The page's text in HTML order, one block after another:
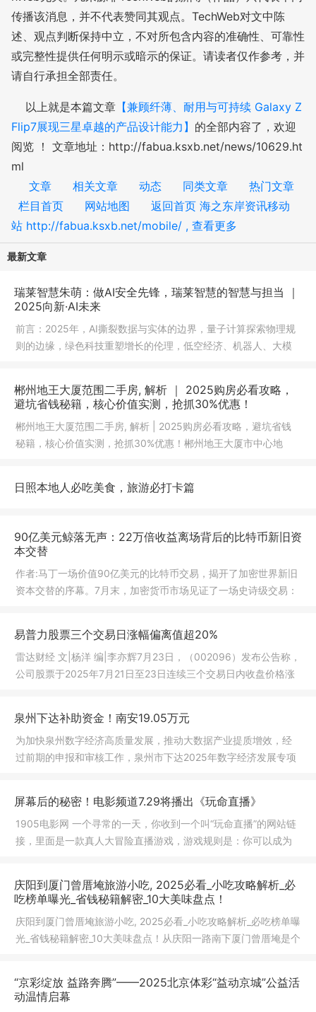
传播该消息，并不代表赞同其观点。TechWeb对文中陈
述、观点判断保持中立，不对所包含内容的准确性、可靠性
或完整性提供任何明示或暗示的保证。请读者仅作参考，并
请自行承担全部责任。
以上就是本篇文章 【兼顾纤薄、耐用与可持续 Galaxy Z
Flip7展现三星卓越的产品设计能力】 的全部内容了，欢迎
阅览 ！ 文章地址：http://fabua.ksxb.net/news/10629.ht
ml
文章
相关文章 动态 同类文章
热门文章
栏目首页
网站地图
返回首页 海之东岸资讯移动
站 http://fabua.ksxb.net/mobile/ , 查看更多
最新文章
瑞莱智慧朱萌：做AI安全先锋，瑞莱智慧的智慧与担当 ｜
2025向新·AI未来
前言：2025年，AI撕裂数据与实体的边界，量子计算探索物理规
则的边缘，绿色科技重塑增长的伦理，低空经济、机器人、大模
郴州地王大厦范围二手房, 解析 ｜ 2025购房必看攻略，
避坑省钱秘籍，核心价值实测，抢抓30%优惠！
郴州地王大厦范围二手房, 解析 | 2025购房必看攻略，避坑省钱
秘籍，核心价值实测，抢抓30%优惠！郴州地王大厦市中心地
日照本地人必吃美食，旅游必打卡篇
90亿美元鲸落无声：22万倍收益离场背后的比特币新旧资
本交替
作者:马丁一场价值90亿美元的比特币交易，揭开了加密世界新旧
资本交替的序幕。7月末，加密货币市场见证了一场史诗级交易：
易普力股票三个交易日涨幅偏离值超20%
雷达财经 文|杨洋 编|李亦辉7月23日，（002096）发布公告称，
公司股票于2025年7月21日至23日连续三个交易日内收盘价格涨
泉州下达补助资金！南安19.05万元
为加快泉州数字经济高质量发展，推动大数据产业提质增效，经
过前期的申报和审核工作，泉州市下达2025年数字经济发展专项
屏幕后的秘密！电影频道7.29将播出《玩命直播》
1905电影网 一个寻常的一天，你收到一个叫“玩命直播”的网站链
接，里面是一款真人大冒险直播游戏，游戏规则是：你可以成为
庆阳到厦门曾厝埯旅游小吃, 2025必看_小吃攻略解析_必
吃榜单曝光_省钱秘籍解密_10大美味盘点！
庆阳到厦门曾厝埯旅游小吃, 2025必看_小吃攻略解析_必吃榜单曝
光_省钱秘籍解密_10大美味盘点！从庆阳一路南下厦门曾厝埯是个
“京彩绽放 益路奔腾”——2025北京体彩“益动京城”公益活
动温情启幕​​